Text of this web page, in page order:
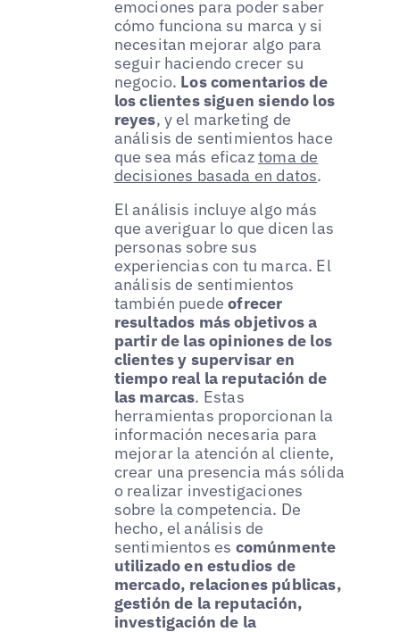
emociones para poder saber
cómo funciona su marca y si
necesitan mejorar algo para
seguir haciendo crecer su
negocio. Los comentarios de
los clientes siguen siendo los
reyes, y el marketing de
análisis de sentimientos hace
que sea más eficaztoma de
decisiones basada en datos.
El análisis incluye algo más
que averiguar lo que dicen las
personas sobre sus
experiencias con tu marca. El
análisis de sentimientos
también puedeofrecer
resultados más objetivos a
partir de las opiniones de los
clientes y supervisar en
tiempo real la reputación de
las marcas. Estas
herramientas proporcionan la
información necesaria para
mejorar la atención al cliente,
crear una presencia más sólida
o realizar investigaciones
sobre la competencia. De
hecho, el análisis de
sentimientos es comúnmente
utilizado en estudios de
mercado, relaciones públicas,
gestión de la reputación,
investigación de la